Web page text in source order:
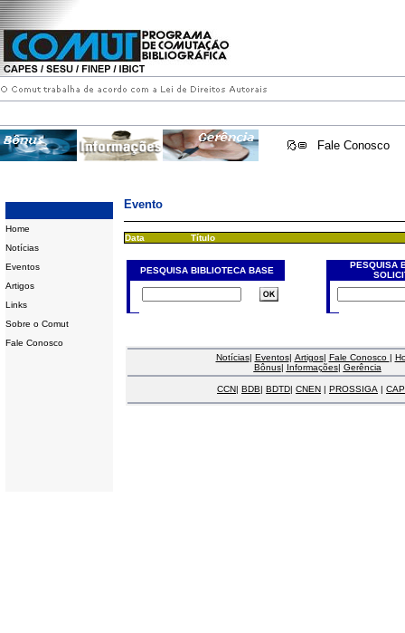
Fale Conosco
Home
Notícias
Eventos
Artigos
Links
Sobre o Comut
Fale Conosco
Evento
Data Título
PESQUISA BIBLIOTECA BASE
PESQUISA
Notícias| Eventos| Artigos| Fale Conosco |
Bônus| Informações| Gerência
CCN| BDB| BDTD| CNEN | PROSSIGA |